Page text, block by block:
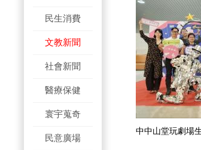
民生消費
文教新聞
社會新聞
醫療保健
寰宇蒐奇
民意廣場
中中山堂玩劇場